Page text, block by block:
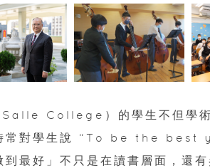
College）的學生不但學術
常對學生說 “To be the best
最好」不只是在讀書層面，還